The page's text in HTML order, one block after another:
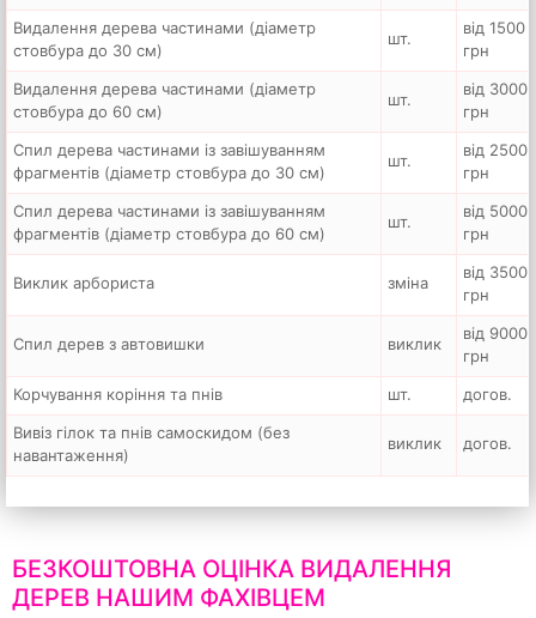
Видалення дерева частинами (діаметр
стовбура до 30 см)
шт.
від 1500
грн
Видалення дерева частинами (діаметр
стовбура до 60 см)
шт.
від 3000
грн
Спил дерева частинами із завішуванням
фрагментів (діаметр стовбура до 30 см)
шт.
від 2500
грн
Спил дерева частинами із завішуванням
фрагментів (діаметр стовбура до 60 см)
шт.
від 5000
грн
Виклик арбориста зміна
від 3500
грн
Спил дерев з автовишки виклик
від 9000
грн
Корчування коріння та пнів
шт.
догов.
Вивіз гілок та пнів самоскидом (без
навантаження)
виклик догов.
БЕЗКОШТОВНА ОЦІНКА ВИДАЛЕННЯ
ДЕРЕВ НАШИМ ФАХІВЦЕМ